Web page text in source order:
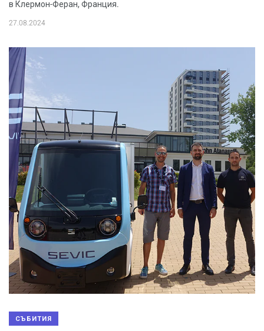
в Клермон-Феран, Франция.
27.08.2024
СЪБИТИЯ